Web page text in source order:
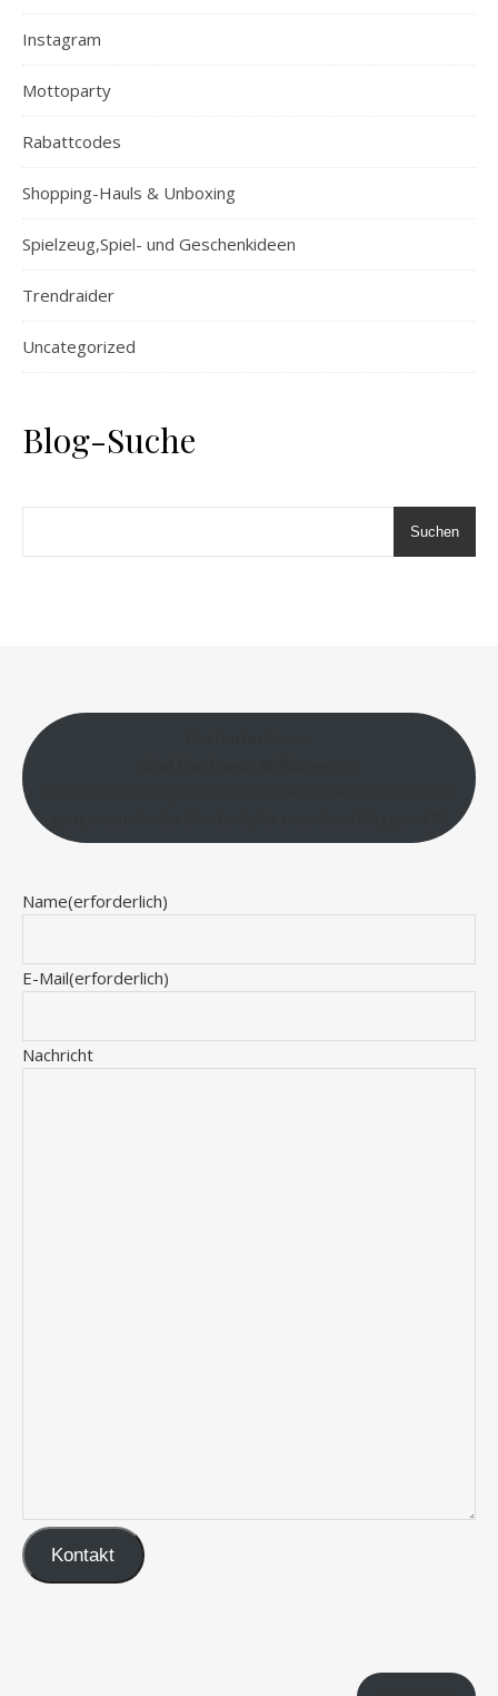
Instagram
Mottoparty
Rabattcodes
Shopping-Hauls & Unboxing
Spielzeug,Spiel- und Geschenkideen
Trendraider
Uncategorized
Blog-Suche
Suchen
Name(erforderlich)
E-Mail(erforderlich)
Nachricht
Kontakt